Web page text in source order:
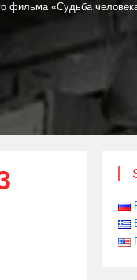
фильма «Судьба